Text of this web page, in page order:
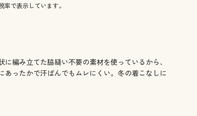
で表示しています。
編み立てた脇縫い不要の素材を使っているから、
ったかで汗ばんでもムレにくい。冬の着こなしに